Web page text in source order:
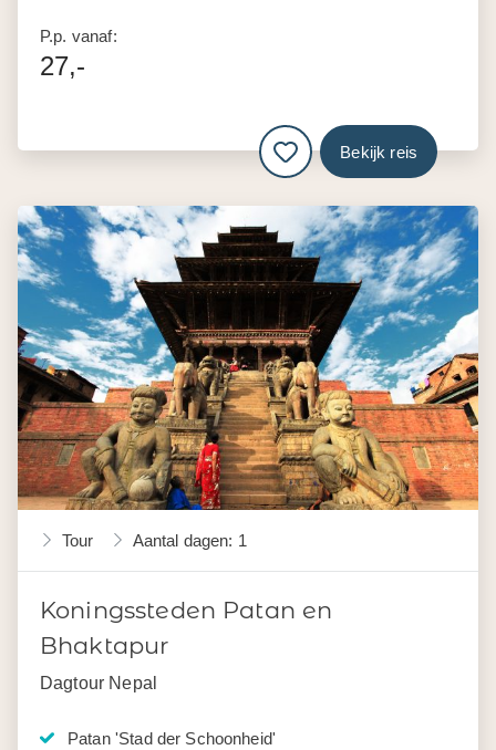
P.p. vanaf:
27,-
Bekijk reis
Tour Aantal dagen: 1
Koningssteden Patan en
Bhaktapur
Dagtour Nepal
Patan 'Stad der Schoonheid'